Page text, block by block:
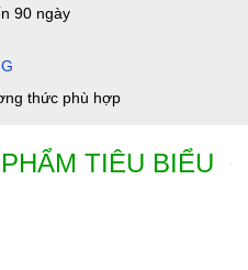
90 ngày
thức phù hợp
TIÊU BIỂU